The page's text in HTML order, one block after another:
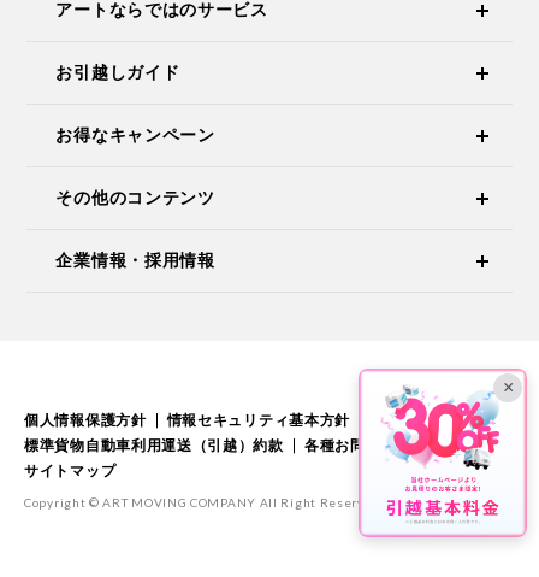
×
アートならではのサービス
お引越しガイド
お得なキャンペーン
その他のコンテンツ
企業情報・採用情報
個人情報保護方針 情報セキュリティ基本方針
標準引越運送約款
標準貨物自動車利用運送（引越）約款
各種お問い合わせ
サイトマップ
Copyright © ART MOVING COMPANY All Right Reserved.